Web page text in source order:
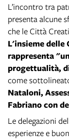
L’incontro tra
presenta alcune
che le Città
L'insieme delle
rappresenta
progettualità,
come
Nataloni,
Fabriano con
Le delegazioni
esperienze e